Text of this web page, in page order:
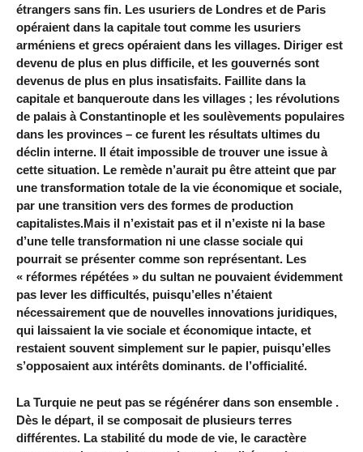
étrangers sans fin. Les usuriers de Londres et de Paris
opéraient dans la capitale tout comme les usuriers
arméniens et grecs opéraient dans les villages. Diriger est
devenu de plus en plus difficile, et les gouvernés sont
devenus de plus en plus insatisfaits. Faillite dans la
capitale et banqueroute dans les villages ; les révolutions
de palais à Constantinople et les soulèvements populaires
dans les provinces – ce furent les résultats ultimes du
déclin interne. Il était impossible de trouver une issue à
cette situation. Le remède n’aurait pu être atteint que par
une transformation totale de la vie économique et sociale,
par une transition vers des formes de production
capitalistes.Mais il n’existait pas et il n’existe ni la base
d’une telle transformation ni une classe sociale qui
pourrait se présenter comme son représentant. Les
« réformes répétées » du sultan ne pouvaient évidemment
pas lever les difficultés, puisqu’elles n’étaient
nécessairement que de nouvelles innovations juridiques,
qui laissaient la vie sociale et économique intacte, et
restaient souvent simplement sur le papier, puisqu’elles
s’opposaient aux intérêts dominants. de l’officialité.
La Turquie ne peut pas se régénérer dans son ensemble .
Dès le départ, il se composait de plusieurs terres
différentes. La stabilité du mode de vie, le caractère